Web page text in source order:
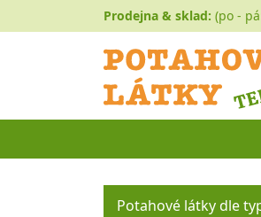
Prodejna & sklad: (po -
Potahové látky dle